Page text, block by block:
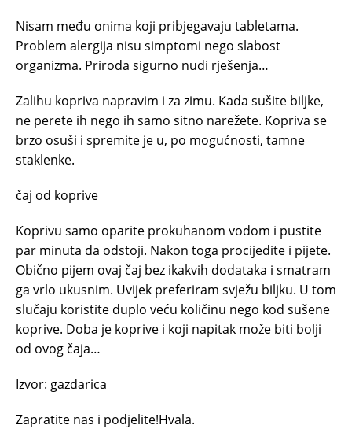
Nisam među onima koji pribjegavaju tabletama.
Problem alergija nisu simptomi nego slabost
organizma. Priroda sigurno nudi rješenja…
Zalihu kopriva napravim i za zimu. Kada sušite biljke,
ne perete ih nego ih samo sitno narežete. Kopriva se
brzo osuši i spremite je u, po mogućnosti, tamne
staklenke.
čaj od koprive
Koprivu samo oparite prokuhanom vodom i pustite
par minuta da odstoji. Nakon toga procijedite i pijete.
Obično pijem ovaj čaj bez ikakvih dodataka i smatram
ga vrlo ukusnim. Uvijek preferiram svježu biljku. U tom
slučaju koristite duplo veću količinu nego kod sušene
koprive. Doba je koprive i koji napitak može biti bolji
od ovog čaja…
Izvor: gazdarica
Zapratite nas i podjelite!Hvala.